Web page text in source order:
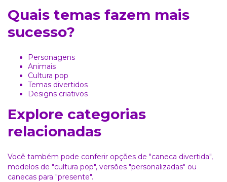
Quais temas fazem mais
sucesso?
Personagens
Animais
Cultura pop
Temas divertidos
Designs criativos
Explore categorias
relacionadas
Você também pode conferir opções de "caneca divertida",
modelos de "cultura pop", versões "personalizadas" ou
canecas para "presente".